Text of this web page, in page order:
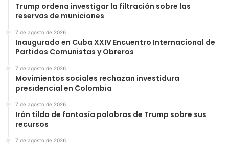
Trump ordena investigar la filtración sobre las
reservas de municiones
7 de agosto de 2026
Inaugurado en Cuba XXIV Encuentro Internacional de
Partidos Comunistas y Obreros
7 de agosto de 2026
Movimientos sociales rechazan investidura
presidencial en Colombia
7 de agosto de 2026
Irán tilda de fantasía palabras de Trump sobre sus
recursos
7 de agosto de 2026